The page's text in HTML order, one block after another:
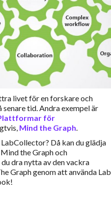
livet för en forskare och
tid. Andra exempel är
för
Mind the Graph
Då kan du glädja
the Graph och
dra nytta av den vackra
Graph genom att använda Lab